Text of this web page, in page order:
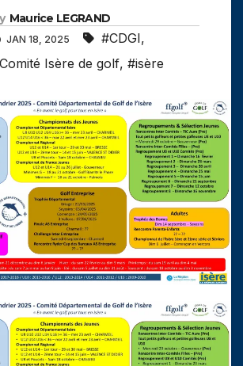
Maurice LEGRAND
JAN 18, 2025 #CDGI,
Isère de golf, #isère